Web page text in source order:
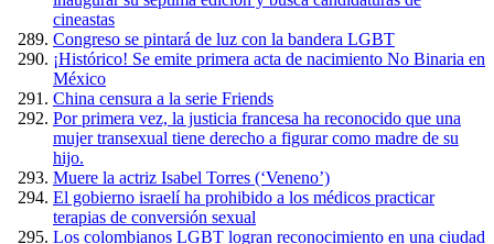
cineastas
Congreso se pintará de luz con la bandera LGBT
¡Histórico! Se emite primera acta de nacimiento No Binaria en
México
China censura a la serie Friends
Por primera vez, la justicia francesa ha reconocido que una
mujer transexual tiene derecho a figurar como madre de su
hijo.
Muere la actriz Isabel Torres (‘Veneno’)
El gobierno israelí ha prohibido a los médicos practicar
terapias de conversión sexual
Los colombianos LGBT logran reconocimiento en una ciudad